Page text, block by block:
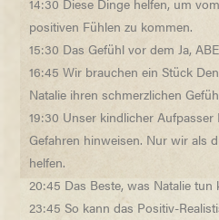
14:30 Diese Dinge helfen, um
positiven Fühlen zu kommen.
15:30 Das Gefühl vor dem Ja,
16:45 Wir brauchen ein Stück
Natalie ihren schmerzlichen
19:30 Unser kindlicher
Gefahren hinweisen. Nur wir als
helfen.
20:45 Das Beste, was Natalie tun
23:45 So kann das Positiv-